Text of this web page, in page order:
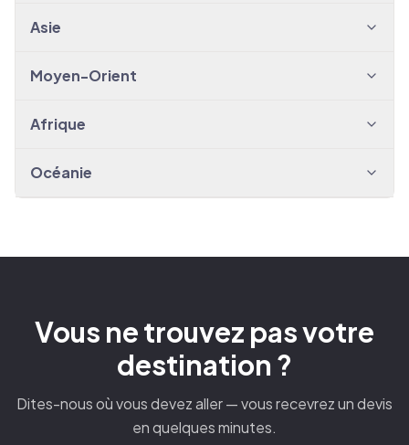
Asie
Moyen-Orient
Afrique
Océanie
Vous ne trouvez pas votre
destination ?
Dites-nous où vous devez aller — vous recevrez un devis
en quelques minutes.